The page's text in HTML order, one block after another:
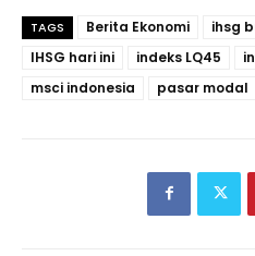
TAGS Berita Ekonomi
ihsg
IHSG hari ini
indeks LQ45
msci indonesia
pasar modal